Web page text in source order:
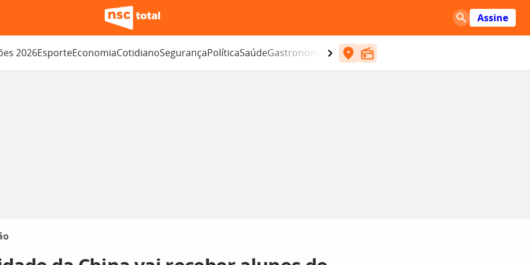
Assine
2026EsporteEconomiaCotidianoSegurançaPolíticaSaúdeGastronomia Entretenimento